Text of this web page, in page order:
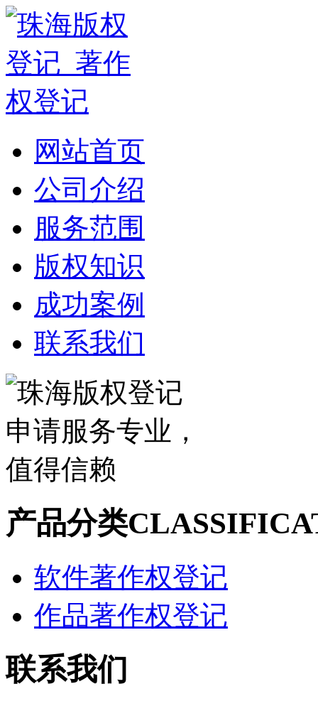
网站首页
公司介绍
服务范围
版权知识
成功案例
联系我们
产品分类
软件著作权登记
作品著作权登记
联系我们